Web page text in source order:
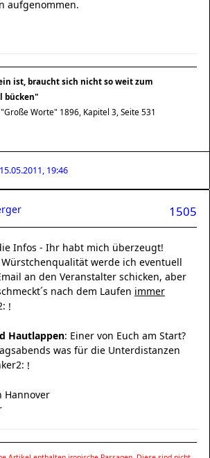
aufgenommen.
ist, braucht sich nicht so weit zum
bücken"
Worte" 1896, Kapitel 3, Seite 531
15.05.2011, 19:46
1505
Infos - Ihr habt mich überzeugt!
werde ich eventuell
an den Veranstalter schicken, aber
nach dem Laufen immer
!
Hautlappen: Einer von Euch am Start?
was für die Unterdistanzen
!
Hannover